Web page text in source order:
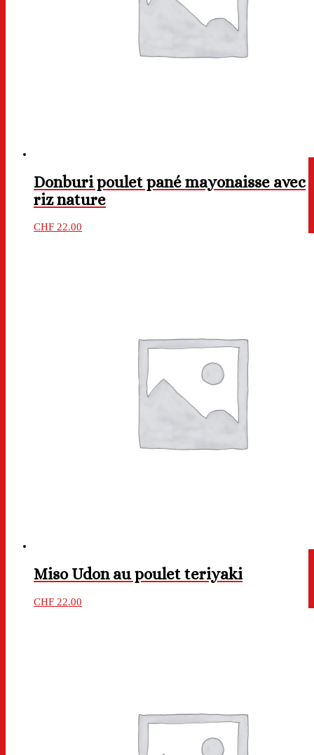
Donburi poulet pané mayonaisse avec
riz nature
CHF 22.00
Miso Udon au poulet teriyaki
CHF 22.00